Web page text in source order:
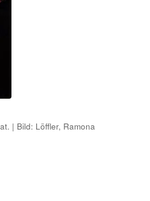
| Bild: Löffler, Ramona